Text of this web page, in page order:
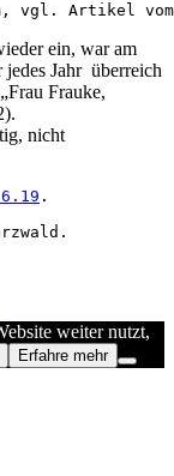
vgl. Artikel
ein, war am
Jahr überreich
Frauke,
nicht
.
weiter nutzt,
Erfahre mehr